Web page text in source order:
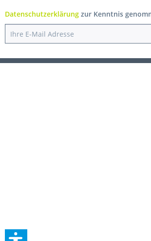
Datenschutzerklärung zur Kenntnis